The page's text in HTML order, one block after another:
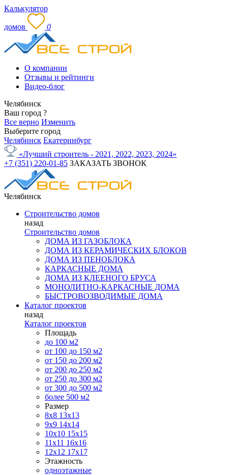
Калькулятор
домов 0
О компании
Отзывы и рейтинги
Видео-блог
Челябинск
Ваш город ?
Все верно Изменить
Выберите город
Челябинск Екатеринбург
«Лучший строитель - 2021, 2022, 2023, 2024»
+7 (351) 220-01-85 ЗАКАЗАТЬ ЗВОНОК
Челябинск
Строительство домов
назад
Строительство домов
ДОМА ИЗ ГАЗОБЛОКА
ДОМА ИЗ КЕРАМИЧЕСКИХ БЛОКОВ
ДОМА ИЗ ПЕНОБЛОКА
КАРКАСНЫЕ ДОМА
ДОМА ИЗ КЛЕЕНОГО БРУСА
МОНОЛИТНО-КАРКАСНЫЕ ДОМА
БЫСТРОВОЗВОДИМЫЕ ДОМА
Каталог проектов
назад
Каталог проектов
Площадь
до 100 м2
от 100 до 150 м2
от 150 до 200 м2
от 200 до 250 м2
от 250 до 300 м2
от 300 до 500 м2
более 500 м2
Размер
8х8 13х13
9х9 14х14
10х10 15х15
11x11 16х16
12х12 17х17
Этажность
одноэтажные